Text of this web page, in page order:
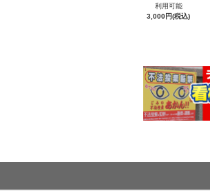
利用可能
3,000円(税込)